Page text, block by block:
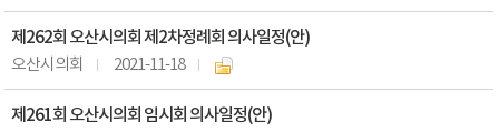
제262회 오산시의회 제2차정례회 의사일정(안)
오산시의회 2021-11-18
제261회 오산시의회 임시회 의사일정(안)